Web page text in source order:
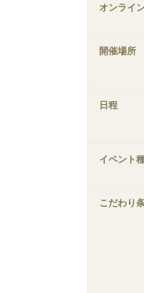
オンライ
開催場所
日程
イベント
こだわり